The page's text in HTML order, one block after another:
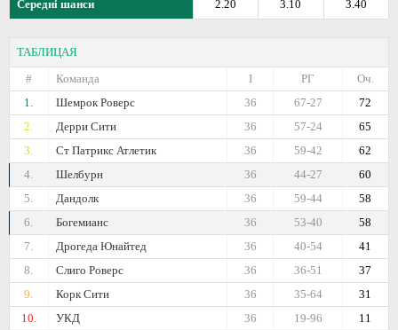
Середні шанси 3.40
3.10
2.20
ТАБЛИЦАЯ
#
Команда Оч.
РГ
I
1.
Шемрок Роверс 72
67-27
36
2.
Дерри Сити 65
57-24
36
3.
Ст Патрикс Атлетик 62
59-42
36
4.
Шелбурн 60
44-27
36
5.
Дандолк 58
59-44
36
6.
Богемианс 58
53-40
36
7.
Дрогеда Юнайтед 41
40-54
36
8.
Слиго Роверс 37
36-51
36
9.
Корк Сити 31
35-64
36
10.
УКД 11
19-96
36